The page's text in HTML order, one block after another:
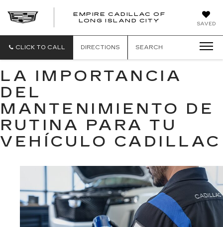
SAVED
EMPIRE CADILLAC OF
LONG ISLAND CITY
EMPIRE
OF
ISLAND
CITY
CLICK TO CALL DIRECTIONS SEARCH
LA IMPORTANCIA
DEL
MANTENIMIENTO DE
RUTINA PARA TU
VEHÍCULO CADILLAC